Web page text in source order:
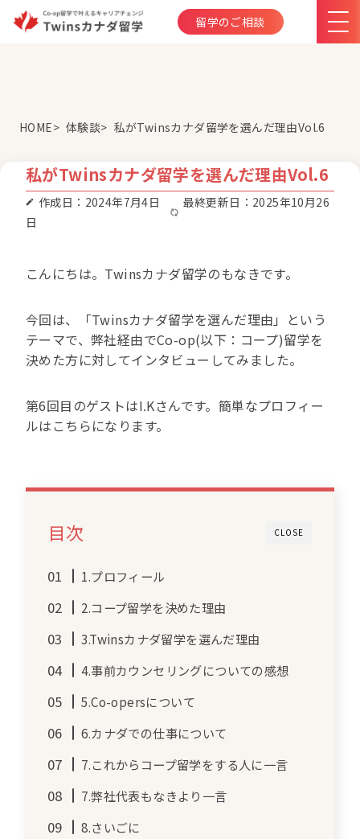
留学のご相談
HOME 体験談 私がTwinsカナダ留学を選んだ理由Vol.6
私がTwinsカナダ留学を選んだ理由Vol.6
作成日：2024年7月4日
最終更新日：2025年10月26
日
こんにちは。Twinsカナダ留学のもなきです。
今回は、「Twinsカナダ留学を選んだ理由」という
テーマで、弊社経由でCo-op(以下：コープ)留学を
決めた方に対してインタビューしてみました。
第6回目のゲストはI.Kさんです。簡単なプロフィー
ルはこちらになります。
CLOSE
目次
1.プロフィール
2.コープ留学を決めた理由
3.Twinsカナダ留学を選んだ理由
4.事前カウンセリングについての感想
5.Co-opersについて
6.カナダでの仕事について
7.これからコープ留学をする人に一言
7.弊社代表もなきより一言
8.さいごに